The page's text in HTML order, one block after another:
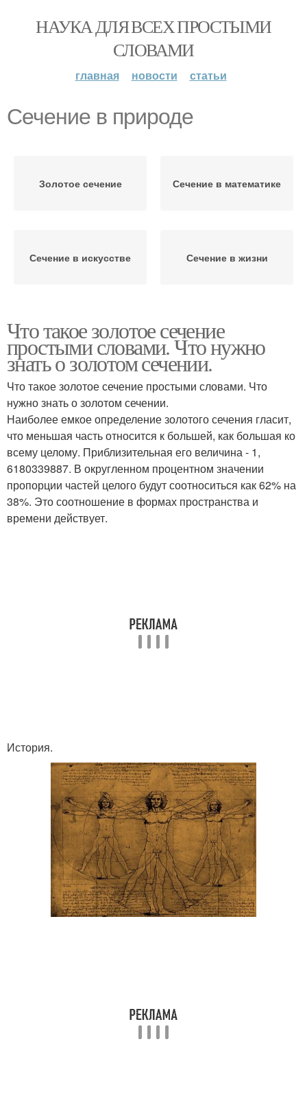
НАУКА ДЛЯ ВСЕХ ПРОСТЫМИ
СЛОВАМИ
главная новости статьи
Сечение в природе
Золотое сечение Сечение в математике
Сечение в искусстве Сечение в жизни
Что такое золотое сечение
простыми словами. Что нужно
знать о золотом сечении.
Что такое золотое сечение простыми словами. Что
нужно знать о золотом сечении.
Наиболее емкое определение золотого сечения гласит,
что меньшая часть относится к большей, как большая ко
всему целому. Приблизительная его величина - 1,
6180339887. В округленном процентном значении
пропорции частей целого будут соотноситься как 62% на
38%. Это соотношение в формах пространства и
времени действует.
История.